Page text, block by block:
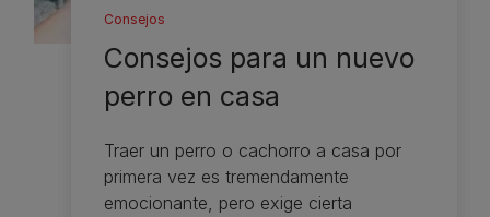
Consejos
Consejos para un nuevo
perro en casa
Traer un perro o cachorro a casa por
primera vez es tremendamente
emocionante, pero exige cierta